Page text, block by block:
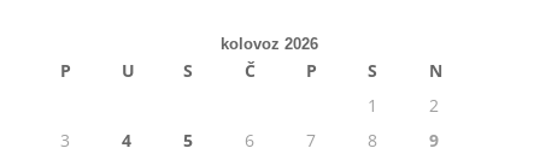
kolovoz 2026
P U S Č P S
N
1
2
3
4 5 6 7 8 9